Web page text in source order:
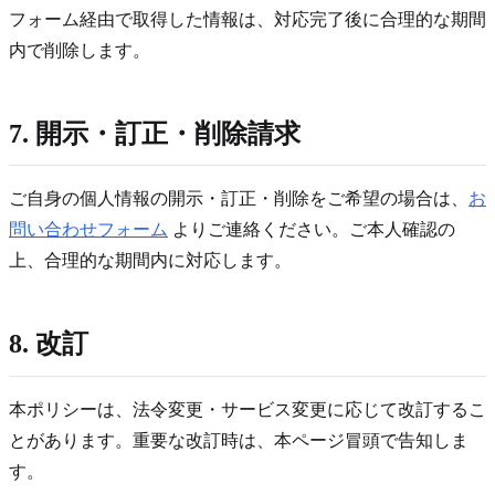
フォーム経由で取得した情報は、対応完了後に合理的な期間
内で削除します。
7. 開示・訂正・削除請求
ご自身の個人情報の開示・訂正・削除をご希望の場合は、 お
問い合わせフォーム よりご連絡ください。ご本人確認の
上、合理的な期間内に対応します。
8. 改訂
本ポリシーは、法令変更・サービス変更に応じて改訂するこ
とがあります。重要な改訂時は、本ページ冒頭で告知しま
す。